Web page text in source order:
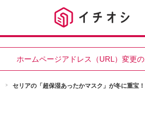
ホームページアドレス（URL）変更
セリアの「超保湿あったかマスク」が冬に重宝